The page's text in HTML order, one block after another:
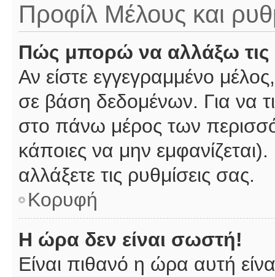
Προφίλ Μέλους και
Πώς μπορώ να αλλάξω τις
Αν είστε εγγεγραμμένο
σε βάση δεδομένων. Για να
στο πάνω μέρος των
κάποιες να μην
αλλάξετε τις ρυθμίσεις σας.
Κορυφή
Η ώρα δεν είναι σωστή!
Είναι πιθανό η ώρα αυτή